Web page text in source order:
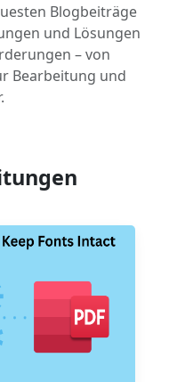
Blogbeiträge
und Lösungen
– von
Bearbeitung und